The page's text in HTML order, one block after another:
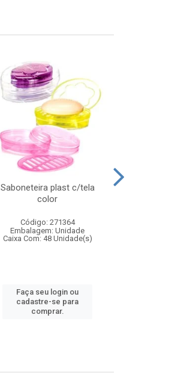
Saboneteira plast c/tela
color
Código: 271364
Embalagem: Unidade
Caixa Com: 48 Unidade(s)
Faça seu login ou
cadastre-se para
comprar.